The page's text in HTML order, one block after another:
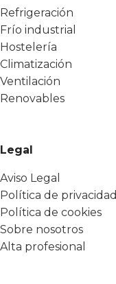
Refrigeración
Frío industrial
Hostelería
Climatización
Ventilación
Renovables
Legal
Aviso Legal
Política de privacidad
Política de cookies
Sobre nosotros
Alta profesional